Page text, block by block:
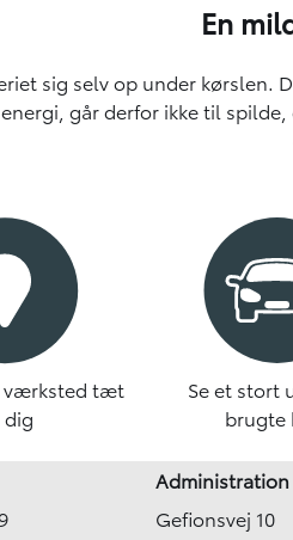
En
sig selv op under kørslen.
går derfor ikke til
værksted tæt
dig
Se et stort
brugte
Administration
Gefionsvej 10